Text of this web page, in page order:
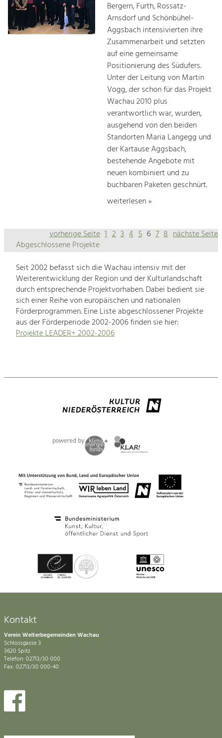
Bergern, Furth, Rossatz-
Arnsdorf und Schönbühel-
Aggsbach intensivierten ihre
Zusammenarbeit und setzten
auf eine gemeinsame
Positionierung des Südufers.
Unter der Leitung von Martin
Vogg, der schon für das Projekt
Wachau 2010 plus
verantwortlich war, wurden,
ausgehend von den beiden
Standorten Maria Langegg und
der Kartause Aggsbach,
bestehende Angebote mit
neuen kombiniert und zu
buchbaren Paketen geschnürt.
weiterlesen »
vorherige Seite 1 2 3 4 5 6 7 8 nächste Seite
Abgeschlossene Projekte
Seit 2002 befasst sich die Wachau intensiv mit der
Weiterentwicklung der Region und der Kulturlandschaft
durch entsprechende Projektvorhaben. Dabei bedient sie
sich einer Reihe von europäischen und nationalen
Förderprogrammen. Eine Liste abgeschlossener Projekte
aus der Förderperiode 2002-2006 finden sie hier:
Projekte LEADER+ 2002-2006
Kontakt
Verein Welterbegemeinden Wachau
Schlossgasse 3
3620 Spitz
Telefon: 02713/30 000
Fax: 02713/30 000-40